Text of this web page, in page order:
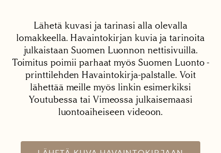
Lähetä kuvasi ja tarinasi alla olevalla
lomakkeella. Havaintokirjan kuvia ja tarinoita
julkaistaan Suomen Luonnon nettisivuilla.
Toimitus poimii parhaat myös Suomen Luonto -
printtilehden Havaintokirja-palstalle. Voit
lähettää meille myös linkin esimerkiksi
Youtubessa tai Vimeossa julkaisemaasi
luontoaiheiseen videoon.